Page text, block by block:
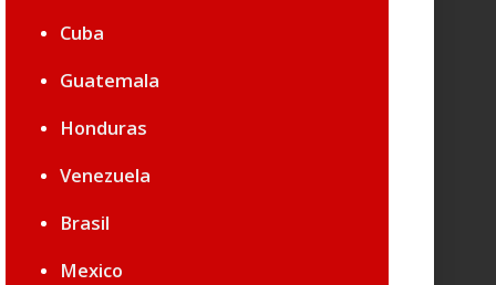
Cuba
Guatemala
Honduras
Venezuela
Brasil
Mexico